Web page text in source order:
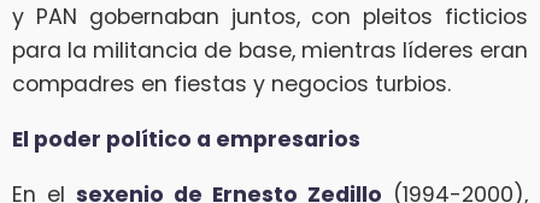
y PAN gobernaban juntos, con pleitos ficticios
para la militancia de base, mientras líderes eran
compadres en fiestas y negocios turbios.
El poder político a empresarios
En el sexenio de Ernesto Zedillo (1994-2000),